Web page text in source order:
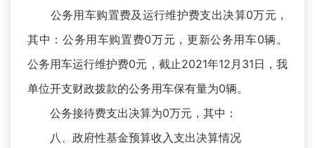
公务用车购置费及运行维护费支出决算0万元，
其中：公务用车购置费0万元，更新公务用车0辆。
公务用车运行维护费0元，截止2021年12月31日，我
单位开支财政拨款的公务用车保有量为0辆。
公务接待费支出决算为0万元，其中：
八、政府性基金预算收入支出决算情况